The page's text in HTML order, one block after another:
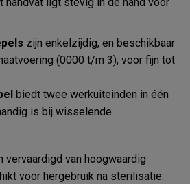
zijn enkelzijdig, en beschikbaar
(0000 t/m 3), voor fijn tot
biedt twee werkuiteinden in één
is bij wisselende
vervaardigd van hoogwaardig
voor hergebruik na sterilisatie.